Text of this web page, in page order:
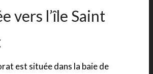
vers l’île Saint
est située dans la baie de